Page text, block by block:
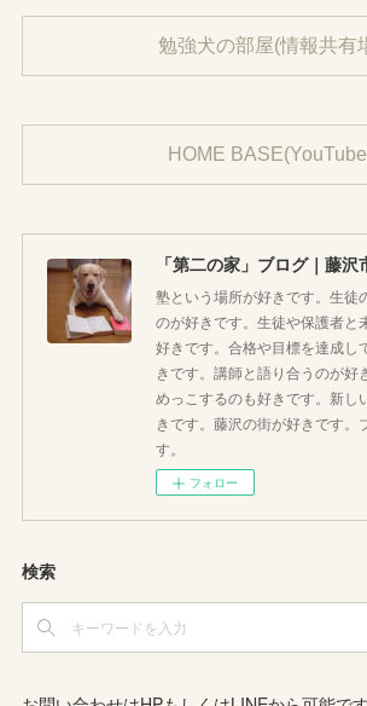
勉強犬の部屋(情報共有
HOME
塾という場所が好きです。生徒
のが好きです。生徒や保護者と
好きです。合格や目標を達成し
きです。講師と語り合うのが好
めっこするのも好きです。新し
きです。藤沢の街が好きです。
す。
フォロー
検索